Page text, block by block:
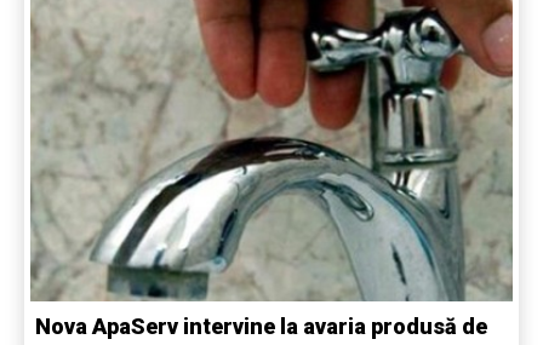
Nova ApaServ intervine la avaria produsă de